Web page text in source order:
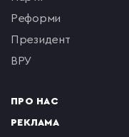
реформи
президент
ВРУ
ПРО НАС
РЕКЛАМА